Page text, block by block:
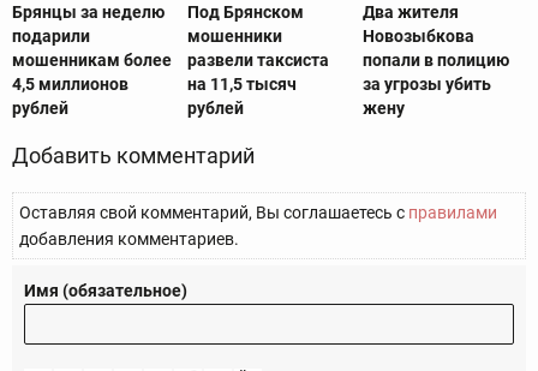
Брянцы за неделю
подарили
мошенникам более
4,5 миллионов
рублей
Под Брянском
мошенники
развели таксиста
на 11,5 тысяч
рублей
Два жителя
Новозыбкова
попали в полицию
за угрозы убить
жену
Добавить комментарий
Оставляя свой комментарий, Вы соглашаетесь с правилами
добавления комментариев.
Имя (обязательное)